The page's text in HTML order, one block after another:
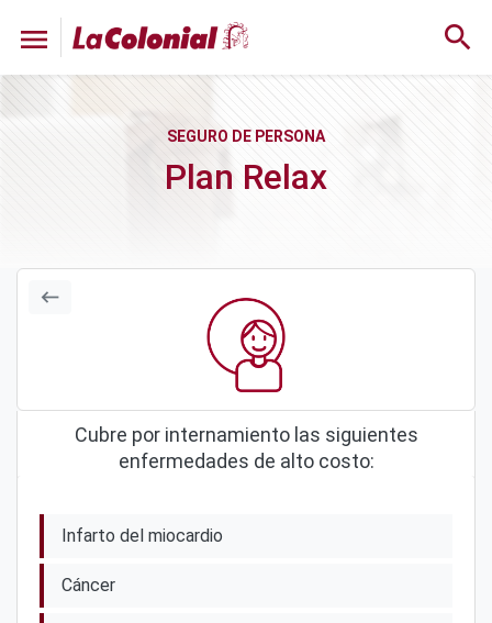
menu search
Plan Relax
keyboard_backspace
Cubre por internamiento las siguientes
enfermedades de alto costo:
Infarto del miocardio
Cáncer